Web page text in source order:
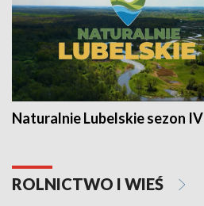
Naturalnie Lubelskie sezon IV
ROLNICTWO I WIEŚ